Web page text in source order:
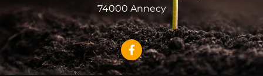
74000 Annecy
F
a
c